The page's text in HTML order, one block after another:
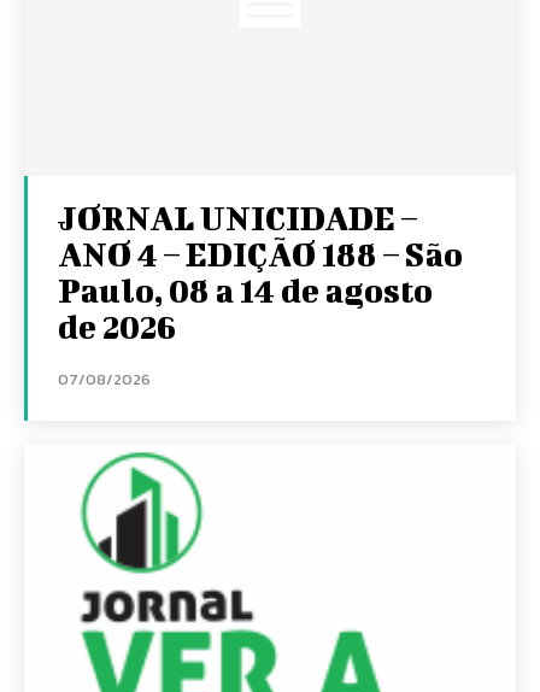
JORNAL UNICIDADE –
ANO 4 – EDIÇÃO 188 – São
Paulo, 08 a 14 de agosto
de 2026
07/08/2026